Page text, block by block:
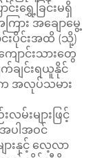
းရွှေ့ခြင်းမရှိ
ား အချောမွေ့
င်းပိုင်းအထိ (သို့)
ောင်းသားတွေ
ချင်းရယူနိုင်
က အလုပ်သမား
းများဖြင့်
ပါအဝင်
ားနှင့် လေ့လာ